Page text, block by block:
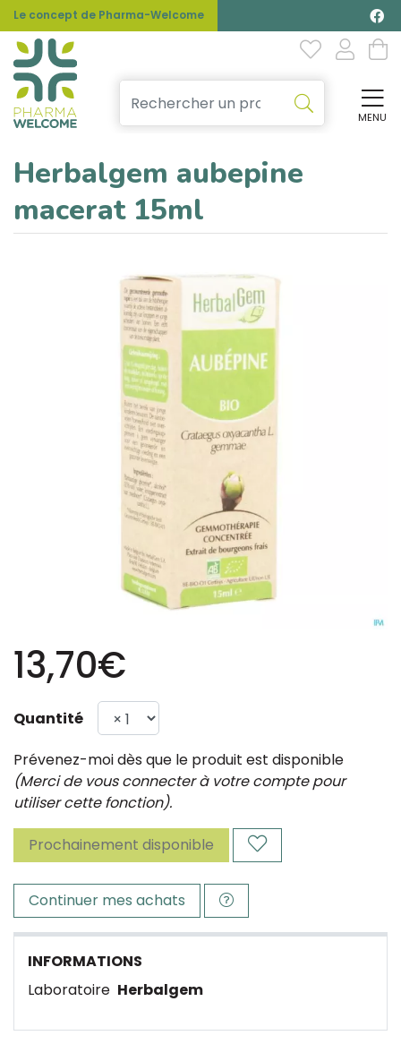
Le concept de Pharma-Welcome
MENU
Herbalgem aubepine
macerat 15ml
13,70€
Quantité
Prévenez-moi dès que le produit est disponible
(Merci de vous connecter à votre compte pour
utiliser cette fonction).
Prochainement disponible
Continuer mes achats
INFORMATIONS
Laboratoire Herbalgem